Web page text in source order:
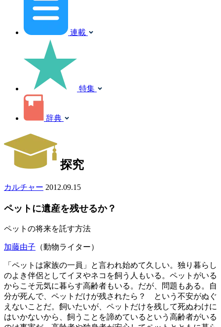
連載
特集
辞典
探究
カルチャー 2012.09.15
ペットに遺産を残せるか？
ペットの将来を託す方法
加藤由子 （動物ライター）
「ペットは家族の一員」と言われ始めて久しい。独り暮らし
のよき伴侶としてイヌやネコを飼う人もいる。ペットがいる
からこそ元気に暮らす高齢者もいる。だが、問題もある。自
分が死んで、ペットだけが残されたら？ という不安がぬぐ
えないことだ。飼いたいが、ペットだけを残して死ぬわけに
はいかないから、飼うことを諦めているという高齢者がいる